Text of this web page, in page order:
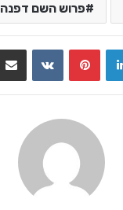
פרוש השם דפנה
LinkedIn
VKontakte